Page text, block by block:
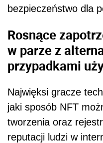
bezpieczeństwo dla
Rosnące
w parze z
przypadkami
Najwięksi gracze
jaki sposób NFT
tworzenia oraz
reputacji ludzi w